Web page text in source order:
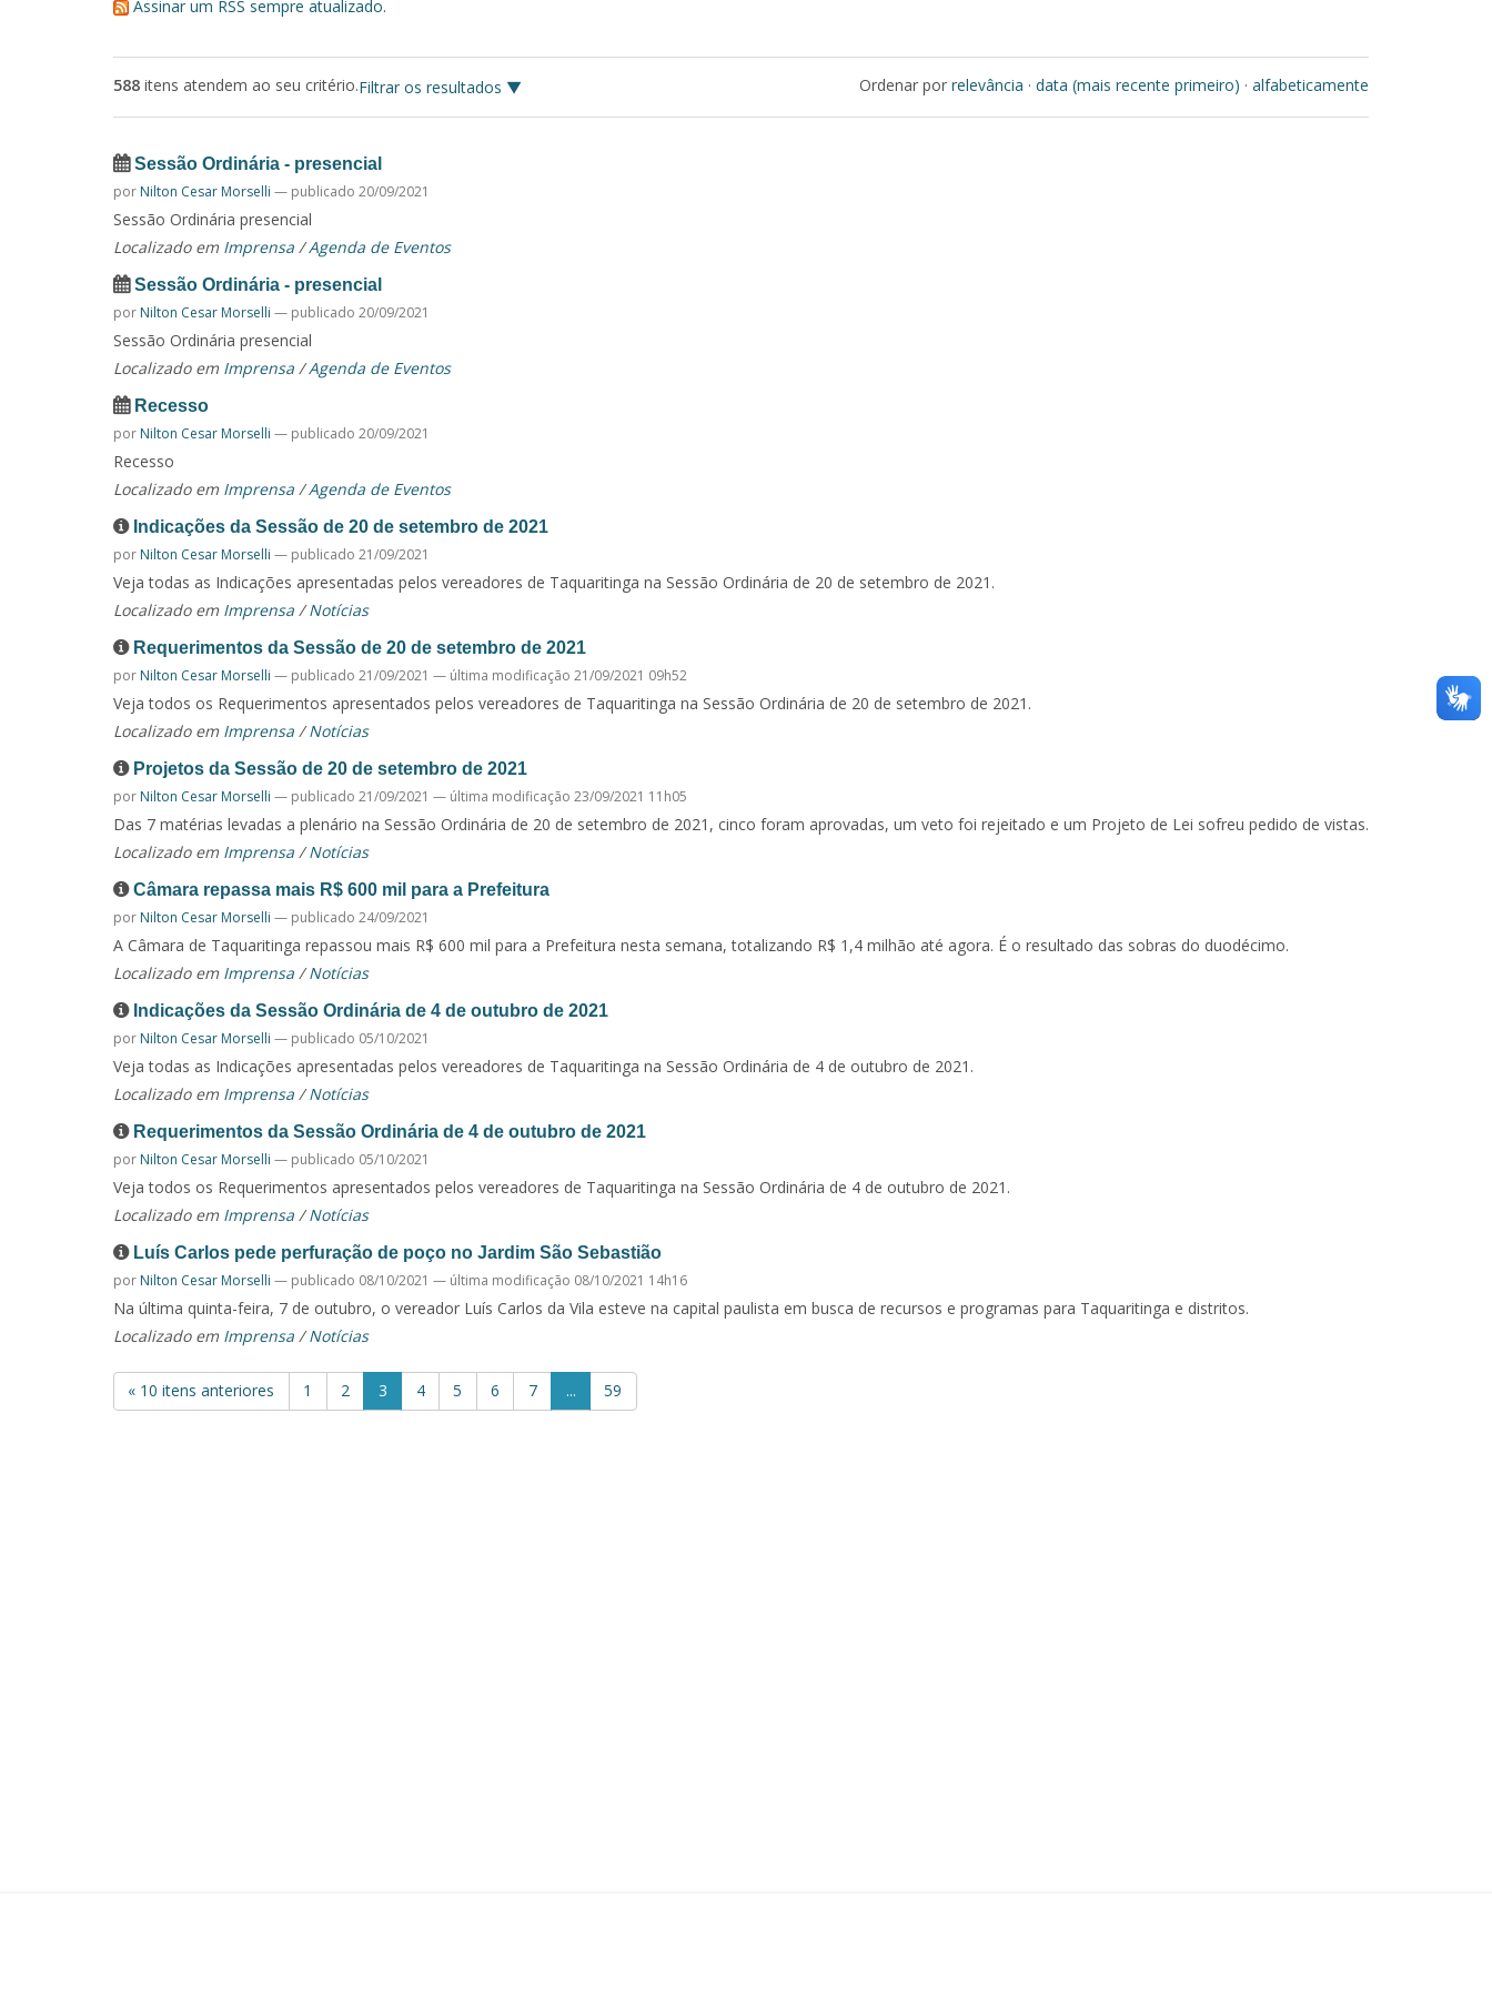
Assinar um RSS sempre atualizado.
588 itens atendem ao seu critério.Filtrar os resultados Ordenar por relevância · data (mais recente primeiro) · alfabeticamente
Sessão Ordinária - presencial
por Nilton Cesar Morselli — publicado 20/09/2021
Sessão Ordinária presencial
Localizado em Imprensa /Agenda de Eventos
Sessão Ordinária - presencial
por Nilton Cesar Morselli — publicado 20/09/2021
Sessão Ordinária presencial
Localizado em Imprensa /Agenda de Eventos
Recesso
por Nilton Cesar Morselli — publicado 20/09/2021
Recesso
Localizado em Imprensa /Agenda de Eventos
Indicações da Sessão de 20 de setembro de 2021
por Nilton Cesar Morselli — publicado 21/09/2021
Veja todas as Indicações apresentadas pelos vereadores de Taquaritinga na Sessão Ordinária de 20 de setembro de 2021.
Localizado em Imprensa /Notícias
Requerimentos da Sessão de 20 de setembro de 2021
por Nilton Cesar Morselli — publicado 21/09/2021 — última modificação 21/09/2021 09h52
Veja todos os Requerimentos apresentados pelos vereadores de Taquaritinga na Sessão Ordinária de 20 de setembro de 2021.
Localizado em Imprensa /Notícias
Projetos da Sessão de 20 de setembro de 2021
por Nilton Cesar Morselli — publicado 21/09/2021 — última modificação 23/09/2021 11h05
Das 7 matérias levadas a plenário na Sessão Ordinária de 20 de setembro de 2021, cinco foram aprovadas, um veto foi rejeitado e um Projeto de Lei sofreu pedido de vistas.
Localizado em Imprensa /Notícias
Câmara repassa mais R$ 600 mil para a Prefeitura
por Nilton Cesar Morselli — publicado 24/09/2021
A Câmara de Taquaritinga repassou mais R$ 600 mil para a Prefeitura nesta semana, totalizando R$ 1,4 milhão até agora. É o resultado das sobras do duodécimo.
Localizado em Imprensa /Notícias
Indicações da Sessão Ordinária de 4 de outubro de 2021
por Nilton Cesar Morselli — publicado 05/10/2021
Veja todas as Indicações apresentadas pelos vereadores de Taquaritinga na Sessão Ordinária de 4 de outubro de 2021.
Localizado em Imprensa /Notícias
Requerimentos da Sessão Ordinária de 4 de outubro de 2021
por Nilton Cesar Morselli — publicado 05/10/2021
Veja todos os Requerimentos apresentados pelos vereadores de Taquaritinga na Sessão Ordinária de 4 de outubro de 2021.
Localizado em Imprensa /Notícias
Luís Carlos pede perfuração de poço no Jardim São Sebastião
por Nilton Cesar Morselli — publicado 08/10/2021 — última modificação 08/10/2021 14h16
Na última quinta-feira, 7 de outubro, o vereador Luís Carlos da Vila esteve na capital paulista em busca de recursos e programas para Taquaritinga e distritos.
Localizado em Imprensa /Notícias
« 10 itens anteriores 1 2 3 4 5 6 7 ... 59